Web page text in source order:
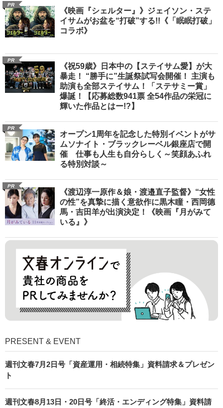
PR
《映画『シェルター』》ジェイソン・ステ
イサムがお盆を“打破”する!!《「眠眠打破」
コラボ》
PR
《祝59歳》日本中の【ステイサム愛】が大
暴走！ “勝手に”生誕祭試写会開催！ 主演も
助演も全部ステイサム！「ステサミー賞」
爆誕！【応募総数941票 全54作品の栄冠に
輝いた作品とはー!?】
PR
オープン1周年を記念した特別イベントがサ
ムソナイト・ブラックレーベル銀座店で開
催 仕事も人生も自分らしく～笑顔あふれ
る特別対談～
PR
《渡辺淳一原作＆娘・渡邉直子監督》“女性
の性”を真摯に描く意欲作に黒木瞳・西岡德
馬・吉田羊が出演決定！《映画『月がみて
いる』》
PRESENT & EVENT
週刊文春7月2日号「資産運用・相続特集」資料請求＆プレゼン
ト
週刊文春8月13日・20日号「終活・エンディング特集」資料請